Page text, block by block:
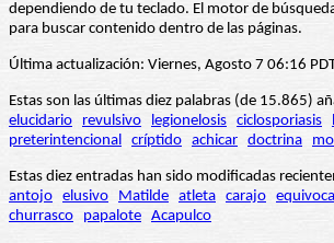
dependiendo de tu teclado. El motor de
para buscar contenido dentro de las páginas.
Última actualización: Viernes, Agosto 7 06:16
Estas son las últimas diez palabras (de 15.865)
elucidario
revulsivo legionelosis ciclosporiasis
preterintencional críptido achicar doctrina
Estas diez entradas han sido modificadas
antojo elusivo Matilde atleta carajo
churrasco
papalote Acapulco